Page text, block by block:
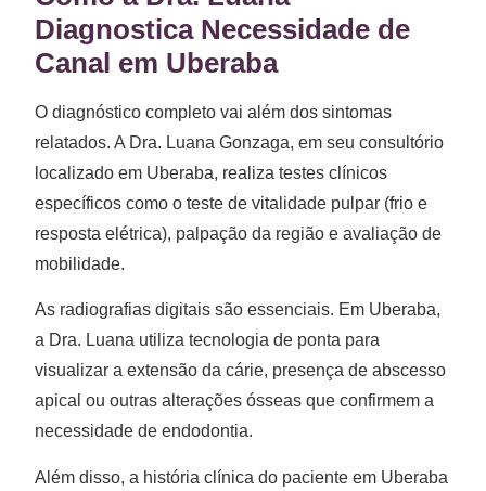
Diagnostica Necessidade de
Canal em Uberaba
O diagnóstico completo vai além dos sintomas
relatados. A Dra. Luana Gonzaga, em seu consultório
localizado em Uberaba, realiza testes clínicos
específicos como o teste de vitalidade pulpar (frio e
resposta elétrica), palpação da região e avaliação de
mobilidade.
As radiografias digitais são essenciais. Em Uberaba,
a Dra. Luana utiliza tecnologia de ponta para
visualizar a extensão da cárie, presença de abscesso
apical ou outras alterações ósseas que confirmem a
necessidade de endodontia.
Além disso, a história clínica do paciente em Uberaba